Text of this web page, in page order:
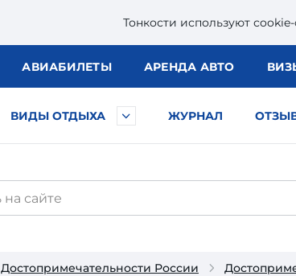
Тонкости используют
АВИАБИЛЕТЫ АРЕНДА АВТО
ВИДЫ ОТДЫХА ЖУРНАЛ
Достопримечательности России